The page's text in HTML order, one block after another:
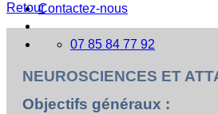
Contactez-nous
07 85 84 77 92
Retour
NEUROSCIENCES ET
Objectifs généraux :